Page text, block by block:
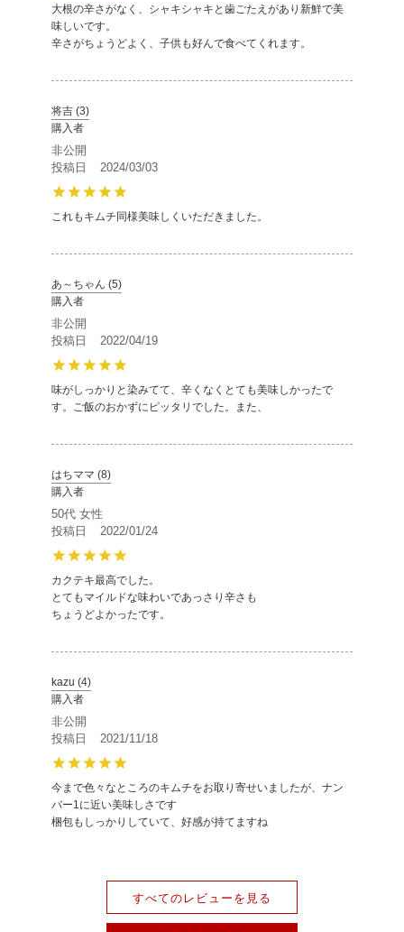
大根の辛さがなく、シャキシャキと歯ごたえがあり新鮮で美
味しいです。
辛さがちょうどよく、子供も好んで食べてくれます。
将吉 3
購入者
非公開
投稿日
2024/03/03
これもキムチ同様美味しくいただきました。
あ～ちゃん 5
購入者
非公開
投稿日
2022/04/19
味がしっかりと染みてて、辛くなくとても美味しかったで
す。ご飯のおかずにピッタリでした。また、
はちママ 8
購入者
50代 女性
投稿日
2022/01/24
カクテキ最高でした。
とてもマイルドな味わいであっさり辛さも
ちょうどよかったです。
kazu 4
購入者
非公開
投稿日
2021/11/18
今まで色々なところのキムチをお取り寄せいましたが、ナン
バー1に近い美味しさです
梱包もしっかりしていて、好感が持てますね
すべてのレビューを見る